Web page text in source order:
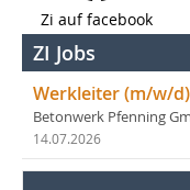
Zi auf facebook
ZI Jobs
Werkleiter (m/w/d)
Betonwerk Pfenning
14.07.2026